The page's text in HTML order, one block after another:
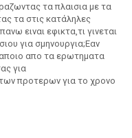
τα πλαισια με τα
τα στις κατάληλες
ειναι εφικτα,τι γινεται
για σμηνουργια;Εαν
απο τα ερωτηματα
για
προτερων για το χρονο